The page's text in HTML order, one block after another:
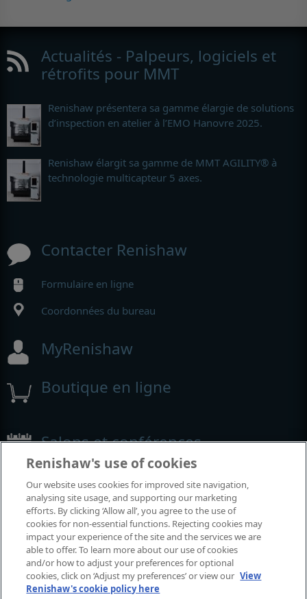
Actualités - Palpeurs, logiciels et
rétrofits pour MMT
Renishaw présentera sa gamme élargie de solutions
d’inspection en atelier à l’EMO Hanovre 2025.
Renishaw élargit sa gamme de MMT AGILITY® à
technologie multicapteur 5 axes.
Contacter Renishaw
Formulaire en ligne
Coordonnées du bureau
MyRenishaw
Boutique en ligne
Salons et conférences
Renishaw's use of cookies
Our website uses cookies for improved site navigation,
analysing site usage, and supporting our marketing
efforts. By clicking ‘Allow all’, you agree to the use of
cookies for non-essential functions. Rejecting cookies may
impact your experience of the site and the services we are
able to offer. To learn more about our use of cookies
and/or how to adjust your preferences for optional
cookies, click on ‘Adjust my preferences’ or view our View
Renishaw's cookie policy here